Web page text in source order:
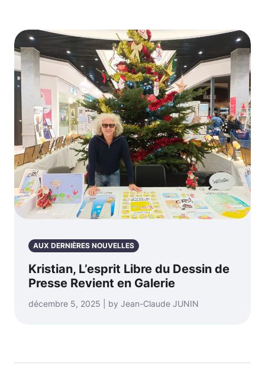
AUX DERNIÈRES NOUVELLES
Kristian, L’esprit Libre du Dessin de
Presse Revient en Galerie
décembre 5, 2025 | by Jean-Claude JUNIN